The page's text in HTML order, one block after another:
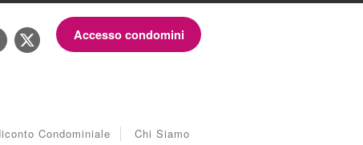
Accesso condomini
Condominiale Chi Siamo